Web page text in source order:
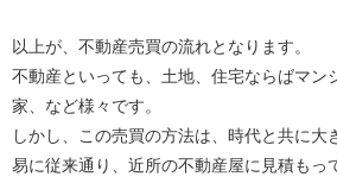
以上が、不動産売買の流れとなります。
不動産といっても、土地、住宅ならばマン
家、など様々です。
しかし、この売買の方法は、時代と共に大
易に従来通り、近所の不動産屋に見積もっ